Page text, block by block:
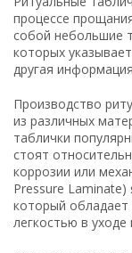
процессе
собой небольшие
которых
другая
Производство
из различных
таблички
стоят
коррозии или
Pressure
который
легкостью в уходе